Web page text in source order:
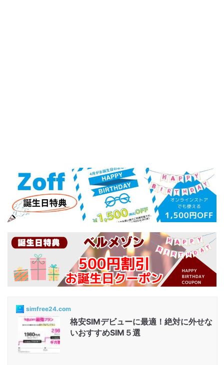
simfree24.com
格安SIMデビューに最適！絶対に外せな
いおすすめSIM５選